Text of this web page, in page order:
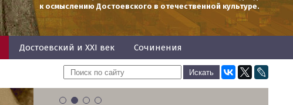
к осмыслению Достоевского в отечественной культуре.
Достоевский и XXI век Сочинения